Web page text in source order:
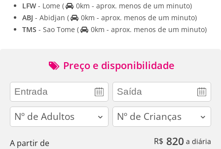
LFW - Lome (
0km - aprox. menos de um minuto)
ABJ - Abidjan (
0km - aprox. menos de um minuto)
TMS - Sao Tome ( 0km - aprox. menos de um minuto)
Preço e disponibilidade
adults children
A partir de R$ 820 a diária